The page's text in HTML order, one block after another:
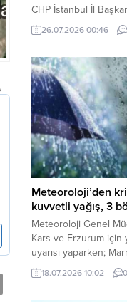
CHP İstanbul İl
düzenlenen Üye
konuşan Kemal
beşli çetelerle
Destekleri
konuda sert ve net
Merkezi – CHP Genel
Kılıçdaroğlu, Rauf
Merkezi’nde
üyelere rozetlerinin
26.07.2026 00:46
Meteoroloji’den
kuvvetli yağış, 3
Meteoroloji Genel
Kars ve Erzurum için
uyarısı yaparken;
Anadolu’nun belirli
saatte 60 kilometre
18.07.2026 10:02 0